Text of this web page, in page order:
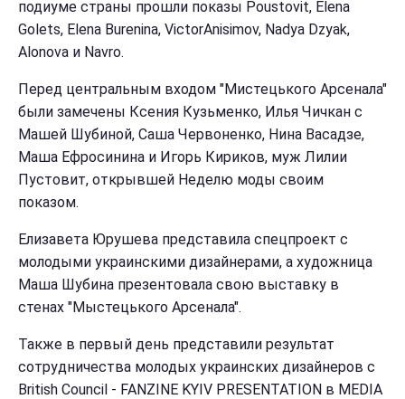
подиуме страны прошли показы Poustovit, Elena
Golets, Elena Burenina, VictorAnisimov, Nadya Dzyak,
Alonova и Navro.
Перед центральным входом "Мистецького Арсенала"
были замечены Ксения Кузьменко, Илья Чичкан с
Машей Шубиной, Саша Червоненко, Нина Васадзе,
Маша Ефросинина и Игорь Кириков, муж Лилии
Пустовит, открывшей Неделю моды своим
показом.
Елизавета Юрушева представила спецпроект с
молодыми украинскими дизайнерами, а художница
Маша Шубина презентовала свою выставку в
стенах "Мыстецького Арсенала".
Также в первый день представили результат
сотрудничества молодых украинских дизайнеров с
British Council - FANZINE KYIV PRESENTATION в MEDIA